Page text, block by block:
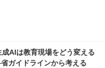
成AIは教育現場をどう変える
ガイドラインから考える